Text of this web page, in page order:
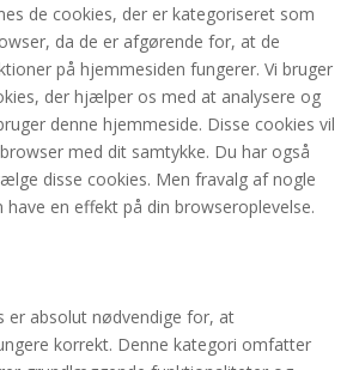
de cookies, der er kategoriseret som
da de er afgørende for, at de
på hjemmesiden fungerer. Vi bruger
der hjælper os med at analysere og
denne hjemmeside. Disse cookies vil
med dit samtykke. Du har også
disse cookies. Men fravalg af nogle
have en effekt på din browseroplevelse.
er absolut nødvendige for, at
korrekt. Denne kategori omfatter